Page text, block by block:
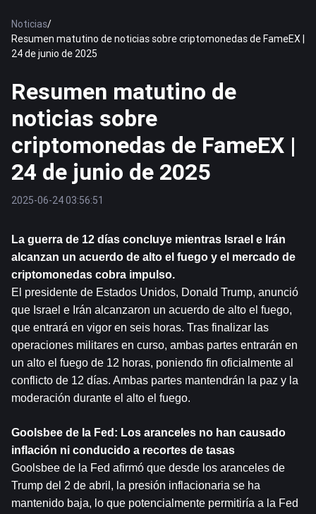
Noticias/
Resumen matutino de noticias sobre criptomonedas de FameEX |
24 de junio de 2025
Resumen matutino de
noticias sobre
criptomonedas de FameEX |
24 de junio de 2025
2025-06-24 03:56:51
La guerra de 12 días concluye mientras Israel e Irán
alcanzan un acuerdo de alto el fuego y el mercado de
criptomonedas cobra impulso.
El presidente de Estados Unidos, Donald Trump, anunció
que Israel e Irán alcanzaron un acuerdo de alto el fuego,
que entrará en vigor en seis horas. Tras finalizar las
operaciones militares en curso, ambas partes entrarán en
un alto el fuego de 12 horas, poniendo fin oficialmente al
conflicto de 12 días. Ambas partes mantendrán la paz y la
moderación durante el alto el fuego.
Goolsbee de la Fed: Los aranceles no han causado
inflación ni conducido a recortes de tasas
Goolsbee de la Fed afirmó que desde los aranceles de
Trump del 2 de abril, la presión inflacionaria se ha
mantenido baja, lo que potencialmente permitiría a la Fed